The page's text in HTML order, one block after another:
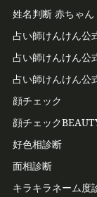
姓名判断 赤ちゃん
占い師けんけん
占い師けんけん
占い師けんけん公
顔チェック
顔チェック
好色相診断
面相診断
キラキラネーム度